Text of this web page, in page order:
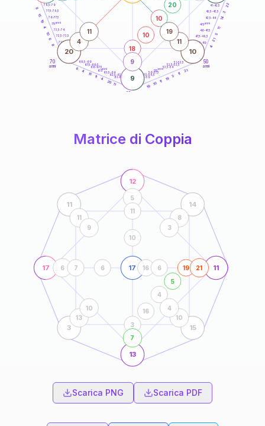
50
anni
60
70
anni
41-42,5
42,5-43,5
43,5-44
46-47,5
47,5-48,5
48,5-49
51-52,5
52,5-53,5
53,5-54
56-57,5
57,5-58,5
58,5-59
61-62,5
62,5-63,5
63,5-64
66-67,5
67,5-68,5
68,5-69
71-72,5
72,5-73,5
73,5-74
76-77,5
77,5-78,5
78,5-79 22
3
14
11
5
21
4
21
11
3
19
11
10
19
11
20
4
11
15
4
6
8
6
10
4
19
15
8
9
20 10
18
10
10
20
9
4
11
11
19
45anni
55anni
65anni
75anni
Matrice di Coppia
17
12
11
13
17
11 14
3 15
3
16
4
5
19
6
5
21
7
7
11
16 6
6
10
11
9
8
3
13
10
10
4
Scarica PNG Scarica PDF